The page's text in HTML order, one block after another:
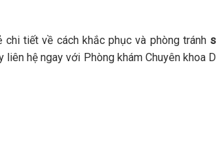
chi tiết về cách khắc phục và phòng tránh
hệ ngay với Phòng khám Chuyên khoa